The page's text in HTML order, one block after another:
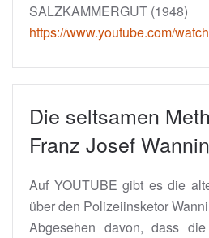
SALZKAMMERGUT (1948)
https://www.youtube.com/
Die seltsamen
Franz Josef
Auf YOUTUBE gibt es die
über den Polizeiinsketor
Abgesehen davon, dass